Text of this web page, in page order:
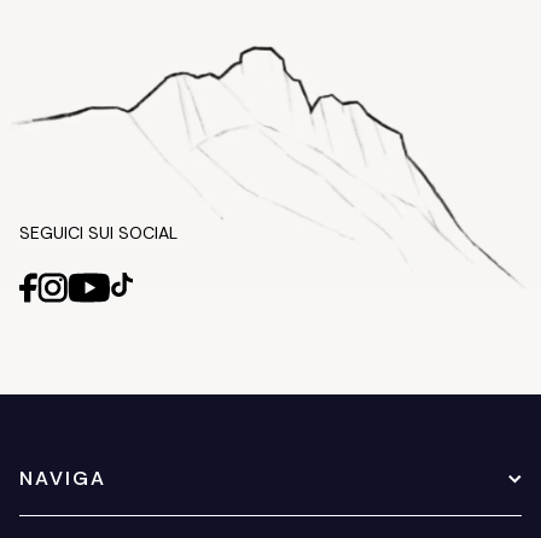
SEGUICI SUI SOCIAL
NAVIGA